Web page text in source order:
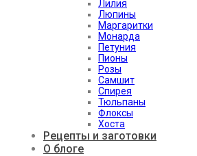
Лилия
Люпины
Маргаритки
Монарда
Петуния
Пионы
Розы
Самшит
Спирея
Тюльпаны
Флоксы
Хоста
Рецепты и заготовки
О блоге